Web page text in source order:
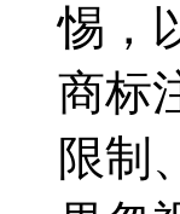
惕，
商标
限制